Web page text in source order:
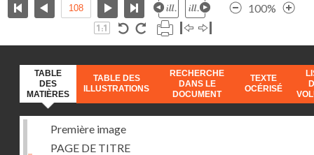
100%
TABLE
DES
MATIÈRES
TABLE DES
ILLUSTRATIONS
RECHERCHE
DANS LE
DOCUMENT
TEXTE
OCÉRISÉ
Première image
PAGE DE TITRE